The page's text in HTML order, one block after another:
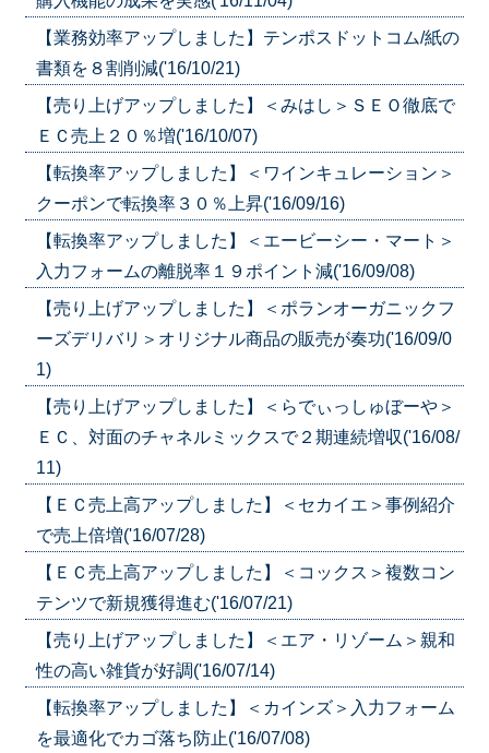
【業務効率アップしました】テンポスドットコム/紙の
書類を８割削減('16/10/21)
【売り上げアップしました】＜みはし＞ＳＥＯ徹底で
ＥＣ売上２０％増('16/10/07)
【転換率アップしました】＜ワインキュレーション＞
クーポンで転換率３０％上昇('16/09/16)
【転換率アップしました】＜エービーシー・マート＞
入力フォームの離脱率１９ポイント減('16/09/08)
【売り上げアップしました】＜ポランオーガニックフ
ーズデリバリ＞オリジナル商品の販売が奏功('16/09/0
1)
【売り上げアップしました】＜らでぃっしゅぼーや＞
ＥＣ、対面のチャネルミックスで２期連続増収('16/08/
11)
【ＥＣ売上高アップしました】＜セカイエ＞事例紹介
で売上倍増('16/07/28)
【ＥＣ売上高アップしました】＜コックス＞複数コン
テンツで新規獲得進む('16/07/21)
【売り上げアップしました】＜エア・リゾーム＞親和
性の高い雑貨が好調('16/07/14)
【転換率アップしました】＜カインズ＞入力フォーム
を最適化でカゴ落ち防止('16/07/08)